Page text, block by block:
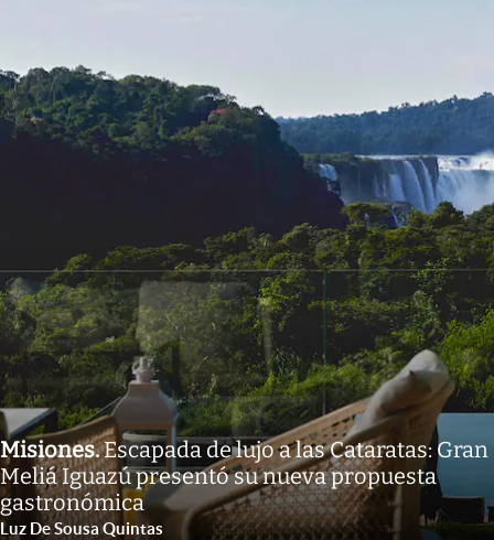
Misiones.Escapada de lujo a las Cataratas: Gran
Meliá Iguazú presentó su nueva propuesta
gastronómica
Luz De Sousa Quintas